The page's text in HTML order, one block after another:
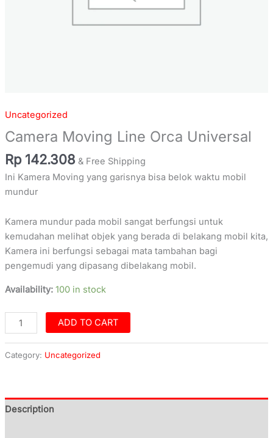
Uncategorized
Camera Moving Line Orca Universal
Rp 142.308 & Free Shipping
Ini Kamera Moving yang garisnya bisa belok waktu mobil
mundur
Kamera mundur pada mobil sangat berfungsi untuk
kemudahan melihat objek yang berada di belakang mobil kita,
Kamera ini berfungsi sebagai mata tambahan bagi
pengemudi yang dipasang dibelakang mobil.
Availability: 100 in stock
ADD TO CART
Category: Uncategorized
Description